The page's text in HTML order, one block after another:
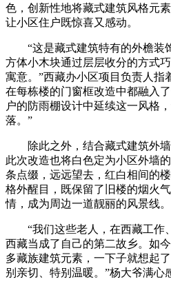
色，创新性地将藏式建筑风格元
让小区住户既惊喜又感动。
“这是藏式建筑特有的外檐装
方体小木块通过层层收分的方式
寓意。”西藏办小区项目负责人指
在每栋楼的门窗框改造中都融入
户的防雨棚设计中延续这一风格
落。”
除此之外，结合藏式建筑外墙
此次改造也将白色定为小区外墙
条点缀，远远望去，红白相间的
格外醒目，既保留了旧楼的烟火
情，成为周边一道靓丽的风景线。
“我们这些老人，在西藏工作
西藏当成了自己的第二故乡。如
多藏族建筑元素，一下子就想起
别亲切、特别温暖。”杨大爷满心